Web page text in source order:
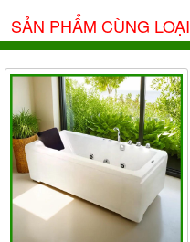
SẢN PHẨM CÙNG LOẠI